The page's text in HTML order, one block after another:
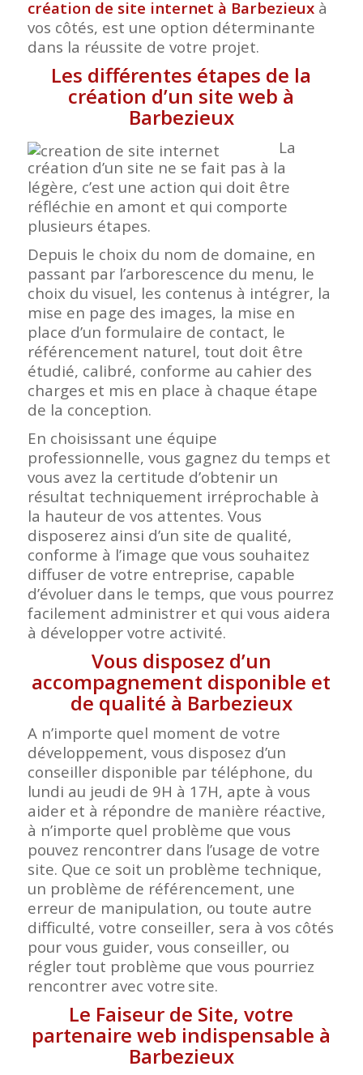
création de site internet à Barbezieuxà
vos côtés, est une option déterminante
dans la réussite de votre projet.
Les différentes étapes de la
création d’un site web à
Barbezieux
La
création d’un site ne se fait pas à la
légère, c’est une action qui doit être
réfléchie en amont et qui comporte
plusieurs étapes.
Depuis le choix du nom de domaine, en
passant par l’arborescence du menu, le
choix du visuel, les contenus à intégrer, la
mise en page des images, la mise en
place d’un formulaire de contact, le
référencement naturel, tout doit être
étudié, calibré, conforme au cahier des
charges et mis en place à chaque étape
de la conception.
En choisissant une équipe
professionnelle, vous gagnez du temps et
vous avez la certitude d’obtenir un
résultat techniquement irréprochable à
la hauteur de vos attentes. Vous
disposerez ainsi d’un site de qualité,
conforme à l’image que vous souhaitez
diffuser de votre entreprise, capable
d’évoluer dans le temps, que vous pourrez
facilement administrer et qui vous aidera
à développer votre activité.
Vous disposez d’un
accompagnement disponible et
de qualité à Barbezieux
A n’importe quel moment de votre
développement, vous disposez d’un
conseiller disponible par téléphone, du
lundi au jeudi de 9H à 17H, apte à vous
aider et à répondre de manière réactive,
à n’importe quel problème que vous
pouvez rencontrer dans l’usage de votre
site. Que ce soit un problème technique,
un problème de référencement, une
erreur de manipulation, ou toute autre
difficulté, votre conseiller, sera à vos côtés
pour vous guider, vous conseiller, ou
régler tout problème que vous pourriez
rencontrer avec votre site.
Le Faiseur de Site, votre
partenaire web indispensable à
Barbezieux